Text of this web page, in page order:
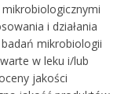
i działania
mikrobiologii
w leku i/lub
jakości